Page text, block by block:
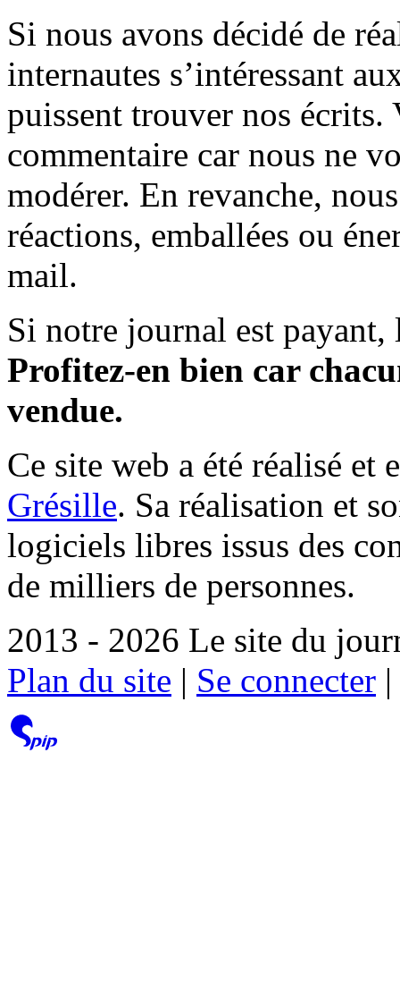
Si nous avons décidé de
internautes s’intéressant
puissent trouver nos écrits.
commentaire car nous ne
modérer. En revanche,
réactions, emballées ou
mail.
Si notre journal est payant,
Profitez-en bien car
vendue.
Ce site web a été réalisé et
Grésille. Sa réalisation et
logiciels libres issus des
de milliers de personnes.
2013 - 2026 Le site du
Plan du site | Se connecter |